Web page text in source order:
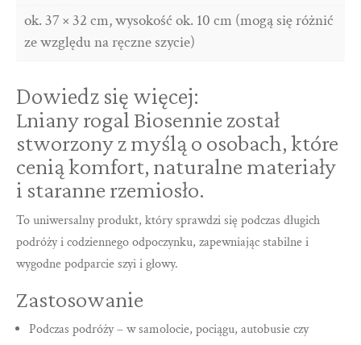
ok. 37 × 32 cm, wysokość ok. 10 cm (mogą się różnić
ze względu na ręczne szycie)
Dowiedz się więcej:
Lniany rogal Biosennie został
stworzony z myślą o osobach, które
cenią komfort, naturalne materiały
i staranne rzemiosło.
To uniwersalny produkt, który sprawdzi się podczas długich
podróży i codziennego odpoczynku, zapewniając stabilne i
wygodne podparcie szyi i głowy.
Zastosowanie
Podczas podróży – w samolocie, pociągu, autobusie czy